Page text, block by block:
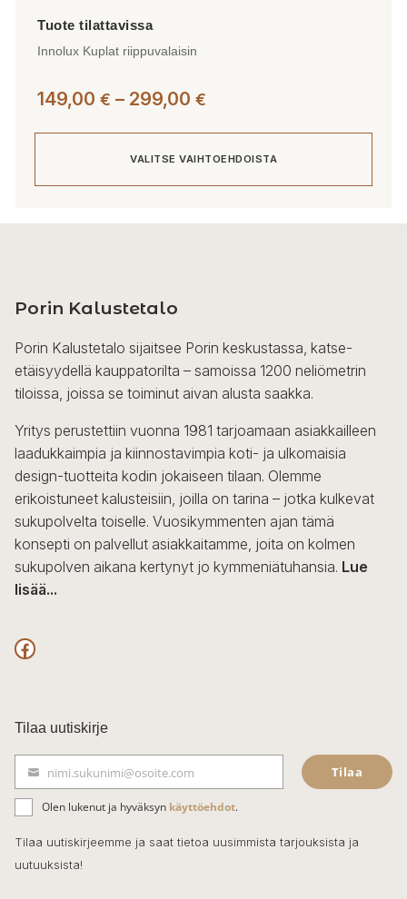
Innolux Kuplat riippuvalaisin
149,00 € – 299,00 €
299,00 €
VALITSE VAIHTOEHDOISTA
muunnelma.
tehdä
valinnat
tuotteen
sivulla.
Porin Kalustetalo
Porin Kalustetalo sijaitsee Porin keskustassa, katse-
etäisyydellä kauppatorilta – samoissa 1200 neliömetrin
tiloissa, joissa se toiminut aivan alusta saakka.
Yritys perustettiin vuonna 1981 tarjoamaan asiakkailleen
laadukkaimpia ja kiinnostavimpia koti- ja ulkomaisia
design-tuotteita kodin jokaiseen tilaan. Olemme
erikoistuneet kalusteisiin, joilla on tarina – jotka kulkevat
sukupolvelta toiselle. Vuosikymmenten ajan tämä
konsepti on palvellut asiakkaitamme, joita on kolmen
sukupolven aikana kertynyt jo kymmeniätuhansia. Lue
lisää...
F
c
e
b
o
o
k
Tilaa uutiskirje
ä
h
k
nimi.sukunimi@osoite.com Tilaa
Olen lukenut ja hyväksyn käyttöehdot.
Tilaa uutiskirjeemme ja saat tietoa uusimmista tarjouksista ja
uutuuksista!